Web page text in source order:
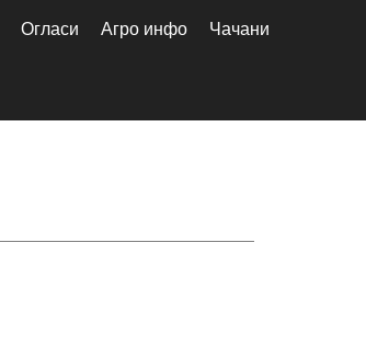
Огласи Агро инфо
Чачани